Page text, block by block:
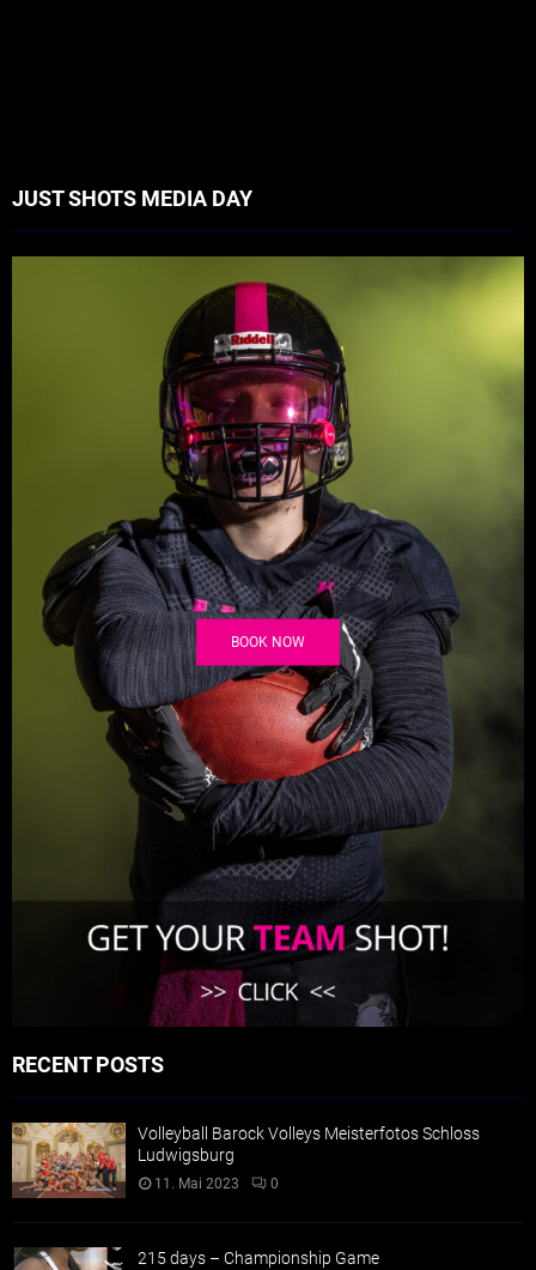
JUST SHOTS MEDIA DAY
BOOK NOW
RECENT POSTS
Volleyball Barock Volleys Meisterfotos Schloss
Ludwigsburg
11. Mai 2023 0
215 days – Championship Game